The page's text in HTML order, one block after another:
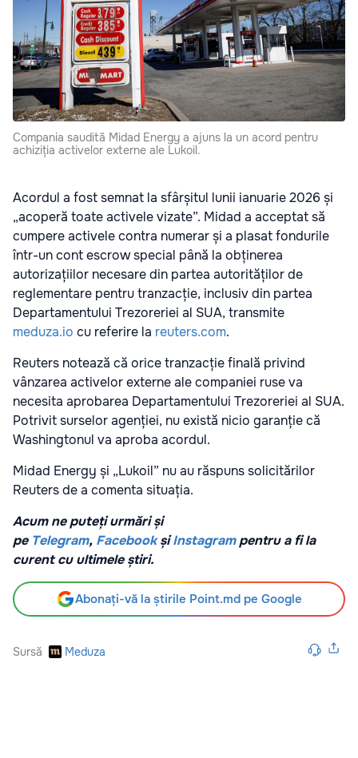
Compania saudită Midad Energy a ajuns la un acord pentru
achiziția activelor externe ale Lukoil.
Acordul a fost semnat la sfârșitul lunii ianuarie 2026 și
„acoperă toate activele vizate”. Midad a acceptat să
cumpere activele contra numerar și a plasat fondurile
într-un cont escrow special până la obținerea
autorizațiilor necesare din partea autorităților de
reglementare pentru tranzacție, inclusiv din partea
Departamentului Trezoreriei al SUA, transmite
meduza.io cu referire la reuters.com.
Reuters notează că orice tranzacție finală privind
vânzarea activelor externe ale companiei ruse va
necesita aprobarea Departamentului Trezoreriei al SUA.
Potrivit surselor agenției, nu există nicio garanție că
Washingtonul va aproba acordul.
Midad Energy și „Lukoil” nu au răspuns solicitărilor
Reuters de a comenta situația.
Acum ne puteți urmări și
pe Telegram, Facebook șiInstagrampentru a fi la
curent cu ultimele știri.
Abonați-vă la știrile Point.md pe Google
Sursă Meduza